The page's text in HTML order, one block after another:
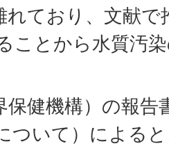
ており、文献で
ことから水質汚
保健機構）の報告
ついて）による